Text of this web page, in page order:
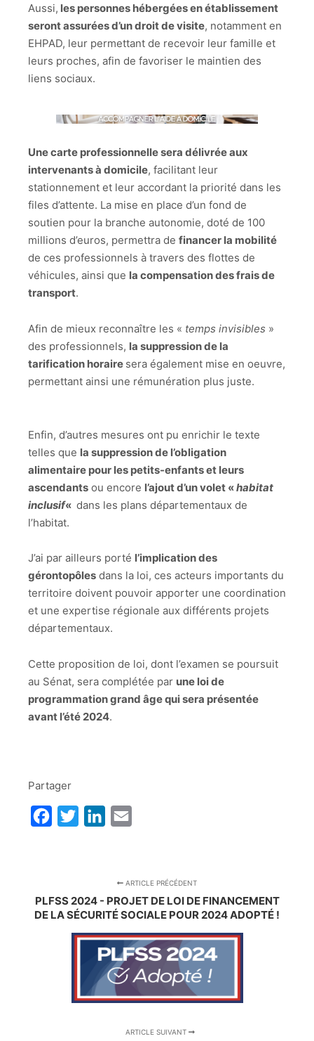
Aussi, les personnes hébergées en établissement
seront assurées d’un droit de visite, notamment en
EHPAD, leur permettant de recevoir leur famille et
leurs proches, afin de favoriser le maintien des
liens sociaux.
Une carte professionnelle sera délivrée aux
intervenants à domicile, facilitant leur
stationnement et leur accordant la priorité dans les
files d’attente. La mise en place d’un fond de
soutien pour la branche autonomie, doté de 100
millions d’euros, permettra de financer la mobilité
de ces professionnels à travers des flottes de
véhicules, ainsi que la compensation des frais de
transport.
Afin de mieux reconnaître les « temps invisibles »
des professionnels, la suppression de la
tarification horaire sera également mise en oeuvre,
permettant ainsi une rémunération plus juste.
Enfin, d’autres mesures ont pu enrichir le texte
telles que la suppression de l’obligation
alimentaire pour les petits-enfants et leurs
ascendants ou encore l’ajout d’un volet «habitat
inclusif« dans les plans départementaux de
l’habitat.
J’ai par ailleurs porté l’implication des
gérontopôles dans la loi, ces acteurs importants du
territoire doivent pouvoir apporter une coordination
et une expertise régionale aux différents projets
départementaux.
Cette proposition de loi, dont l’examen se poursuit
au Sénat, sera complétée par une loi de
programmation grand âge qui sera présentée
avant l’été 2024.
Partager
FacebookTwitterLinkedIn
ARTICLE PRÉCÉDENT
PLFSS 2024 - PROJET DE LOI DE FINANCEMENT
DE LA SÉCURITÉ SOCIALE POUR 2024 ADOPTÉ !
ARTICLE SUIVANT